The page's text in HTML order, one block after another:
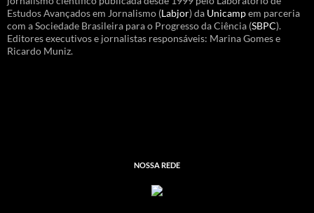
Estudos Avançados em Jornalismo (Labjor) da Unicampem parceria
com a Sociedade Brasileira para o Progresso da Ciência (SBPC).
Editores executivos e jornalistas responsáveis: Marina Gomes e
Ricardo Muniz.
NOSSA REDE